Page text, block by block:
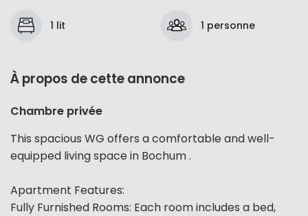
1 lit 1 personne
À propos de cette annonce
Chambre privée
This spacious WG offers a comfortable and well-
equipped living space in Bochum .
Apartment Features:
Fully Furnished Rooms: Each room includes a bed,